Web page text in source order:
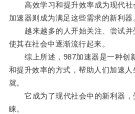
高效学习和提升效率成为现代社
加速器则成为满足这些需求的新利器
越来越多的人开始关注、尝试并
使其在社会中逐渐流行起来。
综上所述，987加速器是一种创
和提升效率的方式，帮助人们加速
就。
它成为了现代社会中的新利器，
睐。